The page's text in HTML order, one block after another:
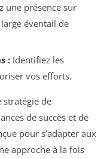
une présence sur
éventail de
:Identifiez les
vos efforts.
stratégie de
de succès et de
pour s’adapter aux
approche à la fois